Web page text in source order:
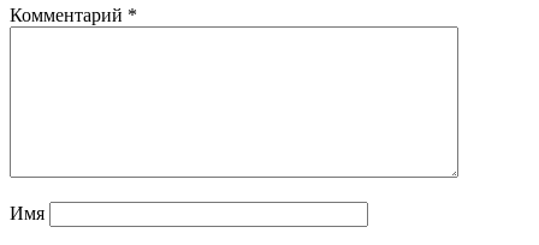
Комментарий *
Имя